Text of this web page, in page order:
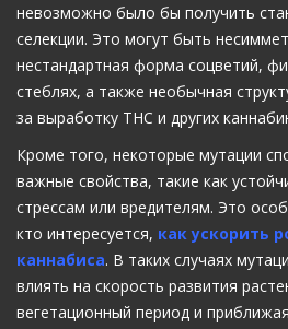
невозможно было бы получить
селекции. Это могут быть
нестандартная форма соцветий,
стеблях, а также необычная
за выработку THC и других
Кроме того, некоторые мутации
важные свойства, такие как
стрессам или вредителям. Это
кто интересуется, как ускорить
каннабиса. В таких случаях
влиять на скорость развития
вегетационный период и